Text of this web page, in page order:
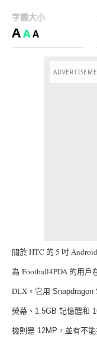
字體大小
AAA
關於HTC 的 5 吋Android
為 Football4PDA 的用戶
DLX 。它用 Snapdragon
熒幕、 1.5GB 記憶體和
機則是 12MP ，並有不